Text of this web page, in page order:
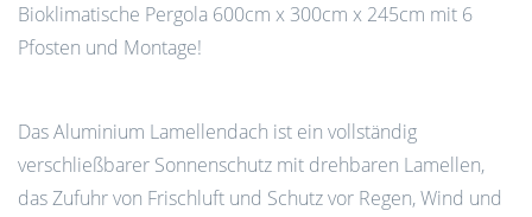
Bioklimatische Pergola 600cm x 300cm x 245cm mit 6
Pfosten und Montage!
Das Aluminium Lamellendach ist ein vollständig
verschließbarer Sonnenschutz mit drehbaren Lamellen,
das Zufuhr von Frischluft und Schutz vor Regen, Wind und